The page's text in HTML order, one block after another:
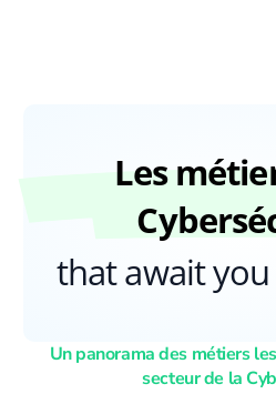
Les
that await
Un panorama des métiers
secteur de la